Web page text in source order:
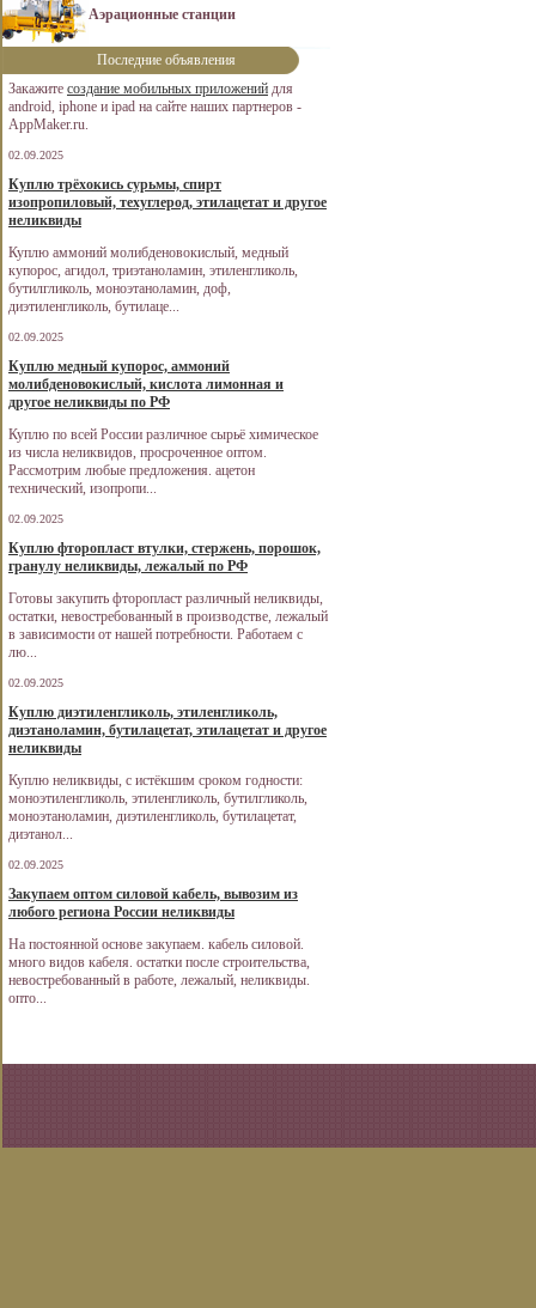
Аэрационные станции
Последние объявления
Закажите создание мобильных приложений для
android, iphone и ipad на сайте наших партнеров -
AppMaker.ru.
02.09.2025
Куплю трёхокись сурьмы, спирт
изопропиловый, техуглерод, этилацетат и другое
неликвиды
Куплю аммоний молибденовокислый, медный
купорос, агидол, триэтаноламин, этиленгликоль,
бутилгликоль, моноэтаноламин, доф,
диэтиленгликоль, бутилаце...
02.09.2025
Куплю медный купорос, аммоний
молибденовокислый, кислота лимонная и
другое неликвиды по РФ
Куплю по всей России различное сырьё химическое
из числа неликвидов, просроченное оптом.
Рассмотрим любые предложения. ацетон
технический, изопропи...
02.09.2025
Куплю фторопласт втулки, стержень, порошок,
гранулу неликвиды, лежалый по РФ
Готовы закупить фторопласт различный неликвиды,
остатки, невостребованный в производстве, лежалый
в зависимости от нашей потребности. Работаем с
лю...
02.09.2025
Куплю диэтиленгликоль, этиленгликоль,
диэтаноламин, бутилацетат, этилацетат и другое
неликвиды
Куплю неликвиды, с истёкшим сроком годности:
моноэтиленгликоль, этиленгликоль, бутилгликоль,
моноэтаноламин, диэтиленгликоль, бутилацетат,
диэтанол...
02.09.2025
Закупаем оптом силовой кабель, вывозим из
любого региона России неликвиды
На постоянной основе закупаем. кабель силовой.
много видов кабеля. остатки после строительства,
невостребованный в работе, лежалый, неликвиды.
опто...